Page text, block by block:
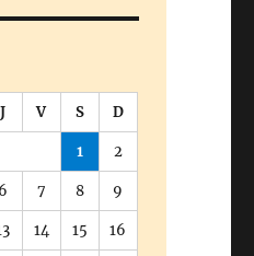
J V S D
1 2
6 7 8 9
14 15 16